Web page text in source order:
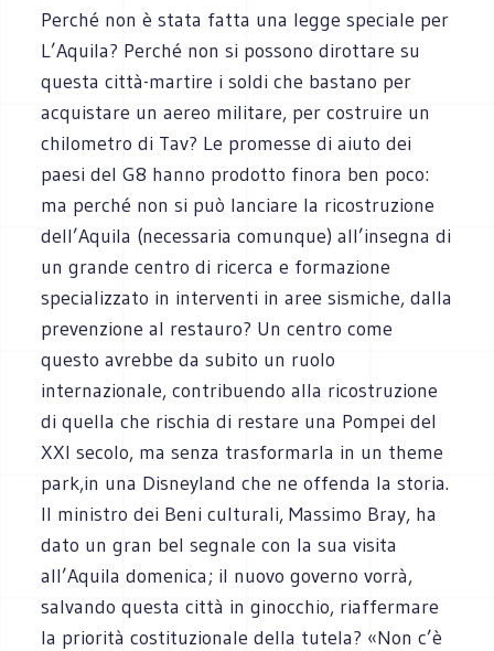
Perché non è stata fatta una legge speciale per
L’Aquila? Perché non si possono dirottare su
questa città-martire i soldi che bastano per
acquistare un aereo militare, per costruire un
chilometro di Tav? Le promesse di aiuto dei
paesi del G8 hanno prodotto finora ben poco:
ma perché non si può lanciare la ricostruzione
dell’Aquila (necessaria comunque) all’insegna di
un grande centro di ricerca e formazione
specializzato in interventi in aree sismiche, dalla
prevenzione al restauro? Un centro come
questo avrebbe da subito un ruolo
internazionale, contribuendo alla ricostruzione
di quella che rischia di restare una Pompei del
XXI secolo, ma senza trasformarla in un theme
park,in una Disneyland che ne offenda la storia.
Il ministro dei Beni culturali, Massimo Bray, ha
dato un gran bel segnale con la sua visita
all’Aquila domenica; il nuovo governo vorrà,
salvando questa città in ginocchio, riaffermare
la priorità costituzionale della tutela? «Non c’è